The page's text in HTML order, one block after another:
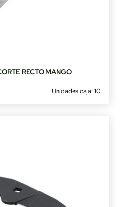
RECTO MANGO
Unidades caja: 10